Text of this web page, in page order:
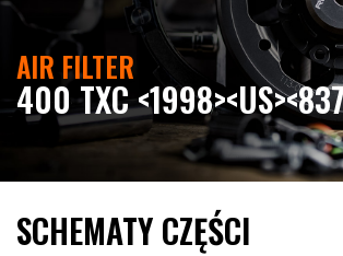
AIR FILTER
400 TXC
SCHEMATY CZĘŚCI